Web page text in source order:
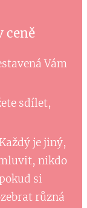
ceně
Vám
sdílet,
je jiný,
nikdo
si
různá